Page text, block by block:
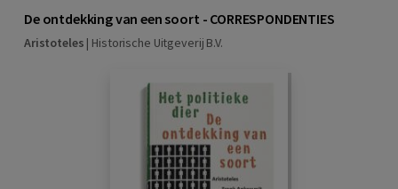
De ontdekking van een soort - CORRESPONDENTIES
Aristoteles | Historische Uitgeverij B.V.